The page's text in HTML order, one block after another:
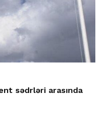
sədrləri arasında